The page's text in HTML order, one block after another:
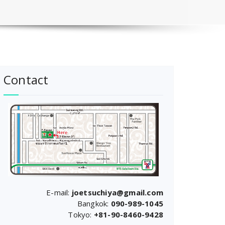
Contact
E-mail: joetsuchiya@gmail.com
Bangkok: 090-989-1045
Tokyo: +81-90-8460-9428